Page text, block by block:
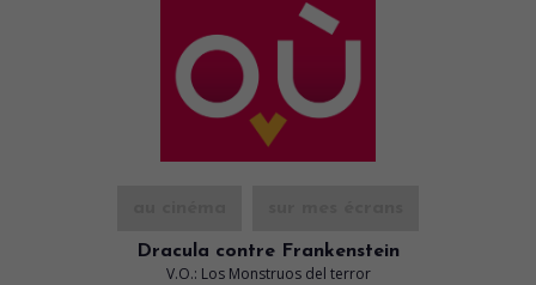
Dracula contre Frankenstein
V.O.: Los Monstruos del terror